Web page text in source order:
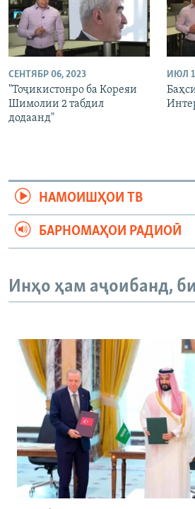
СЕНТЯБР 06, 2023
"Тоҷикистонро ба Кореяи
Шимолии 2 табдил
додаанд"
ИЮЛ
НАМОИШҲОИ ТВ
БАРНОМАҲОИ РАДИОӢ
Инҳо ҳам аҷоибанд,